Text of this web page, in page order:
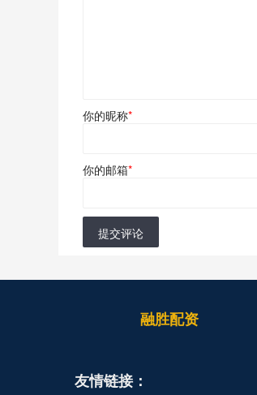
你的昵称*
你的邮箱*
提交评论
融胜配资
友情链接：